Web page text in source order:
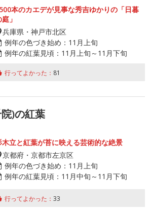
本のカエデが見事な秀吉ゆかりの「日暮
」
兵庫県・神戸市北区
例年の色づき始め： 11月上旬
例年の紅葉見頃： 11月上旬～11月下旬
行ってよかった： 81
)の紅葉
木立と紅葉が苔に映える芸術的な絶景
京都府・京都市左京区
例年の色づき始め： 11月上旬
例年の紅葉見頃： 11月中旬～11月下旬
行ってよかった： 33